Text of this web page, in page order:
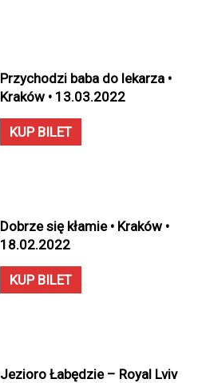
Przychodzi baba do lekarza •
Kraków • 13.03.2022
KUP BILET
Dobrze się kłamie • Kraków •
18.02.2022
KUP BILET
Jezioro Łabędzie – Royal Lviv